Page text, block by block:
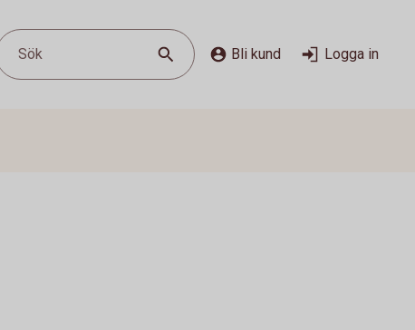
Sök Bli kund Logga in